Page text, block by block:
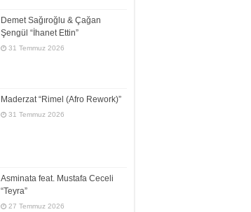
Demet Sağıroğlu & Çağan
Şengül “İhanet Ettin”
31 Temmuz 2026
Maderzat “Rimel (Afro Rework)”
31 Temmuz 2026
Asminata feat. Mustafa Ceceli
“Teyra”
27 Temmuz 2026